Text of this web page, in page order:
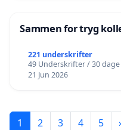
Sammen for tryg
221 underskrifter
49 Underskrifter / 30 dage
21 Jun 2026
1 2 3 4 5